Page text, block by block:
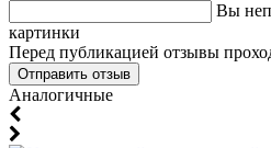
Вы
картинки
Перед публикацией отзывы
Аналогичные